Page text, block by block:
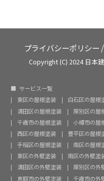
プライバシーポリシー /
Copyright (C) 2024 日本
サービス一覧
東区の屋根塗装
白石区の屋根
清田区の屋根塗装
厚別区の屋
千歳市の屋根塗装
小樽市の屋
西区の屋根塗装
豊平区の屋根
手稲区の屋根塗装
南区の屋根
東区の外壁塗装
南区の外壁塗
清田区の外壁塗装
厚別区の外
恵庭市の外壁塗装
千歳市の外